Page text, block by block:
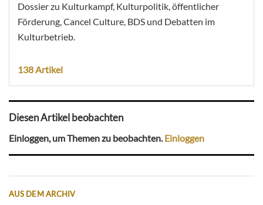
Dossier zu Kulturkampf, Kulturpolitik, öffentlicher
Förderung, Cancel Culture, BDS und Debatten im
Kulturbetrieb.
138 Artikel
Diesen Artikel beobachten
Einloggen, um Themen zu beobachten.Einloggen
AUS DEM ARCHIV